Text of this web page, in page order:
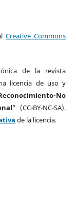
Creative Commons
de la revista
licencia de uso y
No
” (CC-BY-NC-SA).
de la licencia.